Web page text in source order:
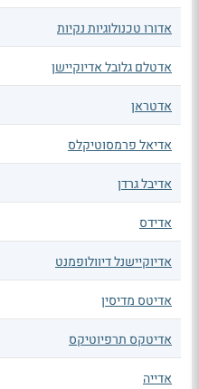
אדורו טכנולוגיות נקיות
אדטלם גלובל אדיוקיישן
אדטראן
אדיאל פרמסוטיקלס
אדיבל גרדן
אדידס
אדיוקיישנל דיוולופמנט
אדיטס מדיסין
אדיטקס תרפיוטיקס
אדייה